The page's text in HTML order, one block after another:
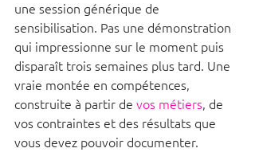
une session générique de
sensibilisation. Pas une démonstration
qui impressionne sur le moment puis
disparaît trois semaines plus tard. Une
vraie montée en compétences,
construite à partir de vos métiers, de
vos contraintes et des résultats que
vous devez pouvoir documenter.